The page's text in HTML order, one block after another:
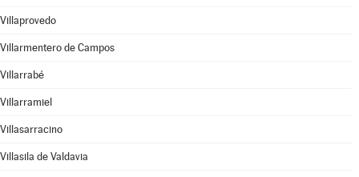
Villaprovedo
Villarmentero de Campos
Villarrabé
Villarramiel
Villasarracino
Villasila de Valdavia